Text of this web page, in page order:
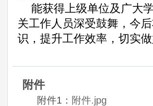
能获得上级单位及广大
关工作人员深受鼓舞，今
识，提升工作效率，切实
附件
附件1： 附件.jpg